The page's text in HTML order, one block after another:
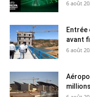
6 août
Entrée
avant
6 août